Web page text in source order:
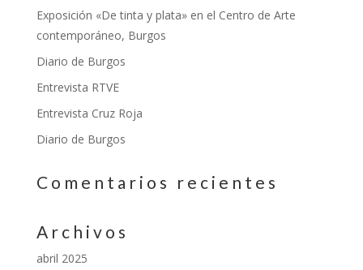
Exposición «De tinta y plata» en el Centro de Arte
contemporáneo, Burgos
Diario de Burgos
Entrevista RTVE
Entrevista Cruz Roja
Diario de Burgos
Comentarios recientes
Archivos
abril 2025